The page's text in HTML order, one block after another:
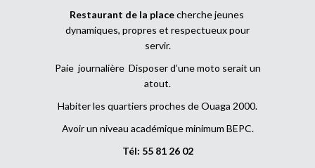
Restaurant de la placecherche jeunes
dynamiques, propres et respectueux pour
servir.
Paie journalière Disposer d’une moto serait un
atout.
Habiter les quartiers proches de Ouaga 2000.
Avoir un niveau académique minimum BEPC.
Tél: 55 81 26 02